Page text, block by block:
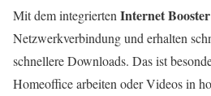
Mit dem integriertenInternet Booster
Netzwerkverbindung und erhalten
schnellere Downloads. Das ist
Homeoffice arbeiten oder Videos in